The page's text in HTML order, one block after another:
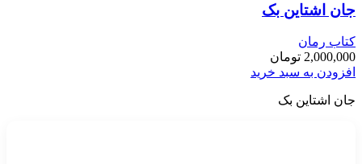
جان اشتاین بک
کتاب رمان
2,000,000 تومان
افزودن به سبد خرید
جان اشتاین بک